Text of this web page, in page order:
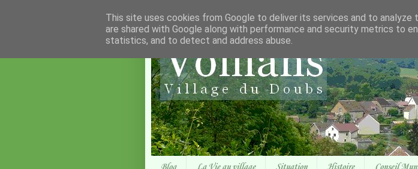
This site uses cookies from Google to deliver its services and to analyze
are shared with Google along with performance and security metrics to
statistics, and to detect and address abuse.